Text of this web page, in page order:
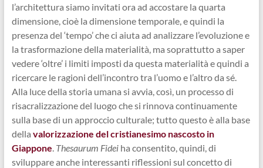
l’architettura siamo invitati ora ad accostare la quarta
dimensione, cioè la dimensione temporale, e quindi la
presenza del ‘tempo’ che ci aiuta ad analizzare l’evoluzione e
la trasformazione della materialità, ma soprattutto a saper
vedere ‘oltre’ i limiti imposti da questa materialità e quindi a
ricercare le ragioni dell’incontro tra l’uomo e l’altro da sé.
Alla luce della storia umana si avvia, così, un processo di
risacralizzazione del luogo che si rinnova continuamente
sulla base di un approccio culturale; tutto questo è alla base
della valorizzazione del cristianesimo nascosto in
Giappone. Thesaurum Fideiha consentito, quindi, di
sviluppare anche interessanti riflessioni sul concetto di